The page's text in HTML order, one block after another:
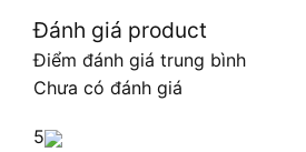
Đánh giá product
Điểm đánh giá trung bình
Chưa có đánh giá
5